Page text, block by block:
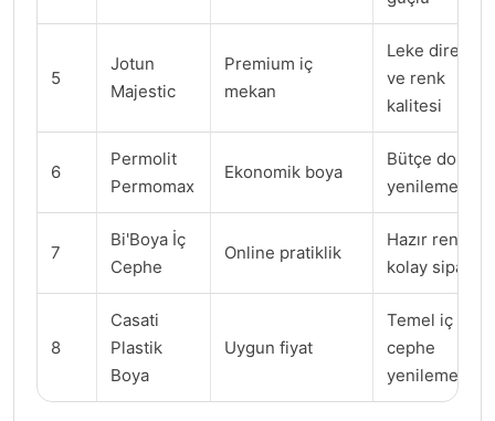
5
Jotun
Majestic
Premium iç
mekan
Leke direnci
ve renk
kalitesi
6
Permolit
Permomax
Ekonomik boya
Bütçe dostu
yenileme
7
Bi'Boya İç
Cephe
Online pratiklik
Hazır renk ve
kolay sipariş
8
Casati
Plastik
Boya
Uygun fiyat
Temel iç
cephe
yenileme